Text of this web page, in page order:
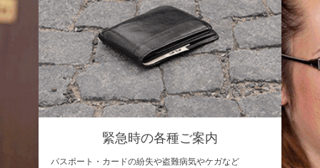
緊急時の各種ご案内
パスポート・カードの紛失や盗難病気やケガなど